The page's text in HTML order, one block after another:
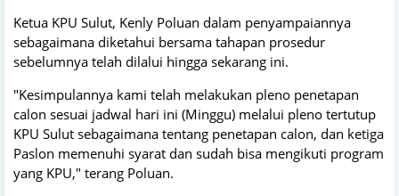
Ketua KPU Sulut, Kenly Poluan dalam penyampaiannya
sebagaimana diketahui bersama tahapan prosedur
sebelumnya telah dilalui hingga sekarang ini.
"Kesimpulannya kami telah melakukan pleno penetapan
calon sesuai jadwal hari ini (Minggu) melalui pleno tertutup
KPU Sulut sebagaimana tentang penetapan calon, dan ketiga
Paslon memenuhi syarat dan sudah bisa mengikuti program
yang KPU," terang Poluan.